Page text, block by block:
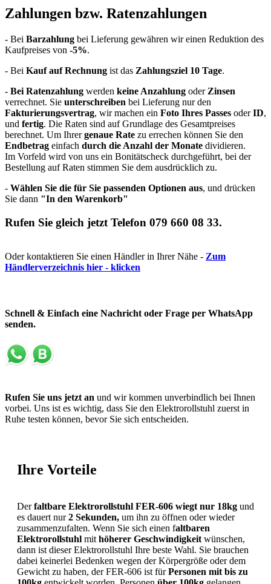
Zahlungen bzw. Ratenzahlungen
- Bei Barzahlung bei Lieferung gewähren wir einen Reduktion des
Kaufpreises von -5%.
- Bei Kauf auf Rechnung ist das Zahlungsziel 10 Tage.
- Bei Ratenzahlung werden keine Anzahlung oder Zinsen
verrechnet. Sie unterschreiben bei Lieferung nur den
Fakturierungsvertrag, wir machen ein Foto Ihres Passes oderID,
und fertig. Die Raten sind auf Grundlage des Gesamtpreises
berechnet. Um Ihrergenaue Rate zu errechen können Sie den
Endbetrag einfach durch die Anzahl der Monate dividieren.
Im Vorfeld wird von uns ein Bonitätscheck durchgeführt, bei der
Bestellung auf Raten stimmen Sie dem ausdrücklich zu.
- Wählen Sie die für Sie passenden Optionen aus, und drücken
Sie dann "In den Warenkorb"
Rufen Sie gleich jetzt Telefon 079 660 08 33.
Oder kontaktieren Sie einen Händler in Ihrer Nähe - Zum
Händlerverzeichnis hier - klicken
Schnell & Einfach eine Nachricht oder Frage per WhatsApp
senden.
Rufen Sie uns jetzt an und wir kommen unverbindlich bei Ihnen
vorbei. Uns ist es wichtig, dass Sie den Elektrorollstuhl zuerst in
Ruhe testen können, bevor Sie sich entscheiden.
Ihre Vorteile
Derfaltbare Elektrorollstuhl FER-606 wiegt nur 18kg und
es dauert nur2 Sekunden, um ihn zu öffnen oder wieder
zusammenzufalten. Wenn Sie sich einen faltbaren
Elektrorollstuhl mit höherer Geschwindigkeit wünschen,
dann ist dieser Elektrorollstuhl Ihre beste Wahl. Sie brauchen
dabei keinerlei Bedenken wegen der Körpergröße oder dem
Gewicht zu haben, der FER-606 ist fürPersonen mit bis zu